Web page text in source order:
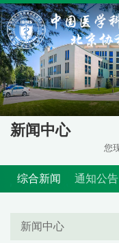
新闻中心
您
综合新闻 通知公告
新闻中心